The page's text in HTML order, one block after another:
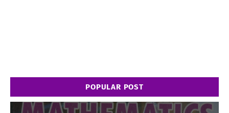
POPULAR POST